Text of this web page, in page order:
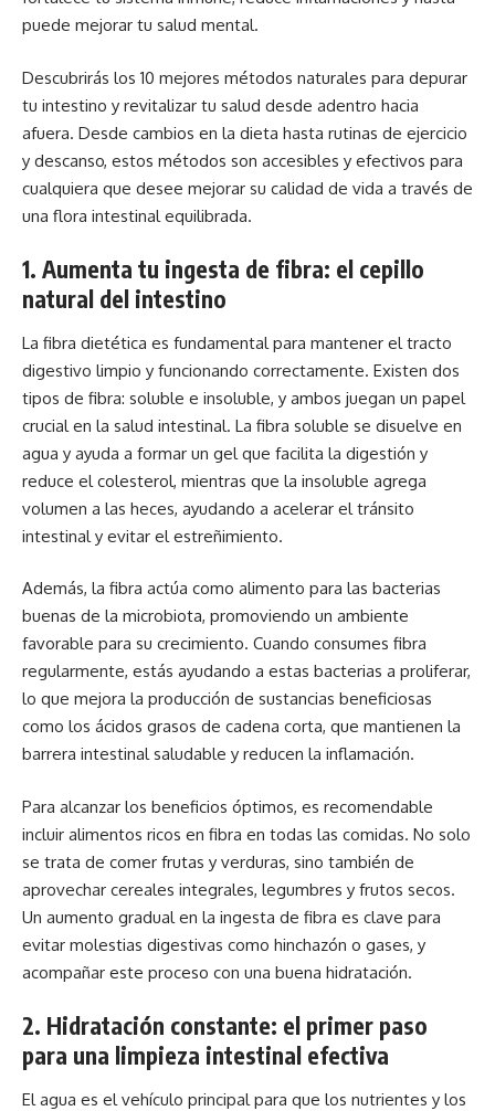
puede mejorar tu salud mental.
Descubrirás los 10 mejores métodos naturales para depurar
tu intestino y revitalizar tu salud desde adentro hacia
afuera. Desde cambios en la dieta hasta rutinas de ejercicio
y descanso, estos métodos son accesibles y efectivos para
cualquiera que desee mejorar su calidad de vida a través de
una flora intestinal equilibrada.
1. Aumenta tu ingesta de fibra: el cepillo
natural del intestino
La fibra dietética es fundamental para mantener el tracto
digestivo limpio y funcionando correctamente. Existen dos
tipos de fibra: soluble e insoluble, y ambos juegan un papel
crucial en la salud intestinal. La fibra soluble se disuelve en
agua y ayuda a formar un gel que facilita la digestión y
reduce el colesterol, mientras que la insoluble agrega
volumen a las heces, ayudando a acelerar el tránsito
intestinal y evitar el estreñimiento.
Además, la fibra actúa como alimento para las bacterias
buenas de la microbiota, promoviendo un ambiente
favorable para su crecimiento. Cuando consumes fibra
regularmente, estás ayudando a estas bacterias a proliferar,
lo que mejora la producción de sustancias beneficiosas
como los ácidos grasos de cadena corta, que mantienen la
barrera intestinal saludable y reducen la inflamación.
Para alcanzar los beneficios óptimos, es recomendable
incluir alimentos ricos en fibra en todas las comidas. No solo
se trata de comer frutas y verduras, sino también de
aprovechar cereales integrales, legumbres y frutos secos.
Un aumento gradual en la ingesta de fibra es clave para
evitar molestias digestivas como hinchazón o gases, y
acompañar este proceso con una buena hidratación.
2. Hidratación constante: el primer paso
para una limpieza intestinal efectiva
El agua es el vehículo principal para que los nutrientes y los